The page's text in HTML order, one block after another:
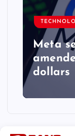
Meta
dollars